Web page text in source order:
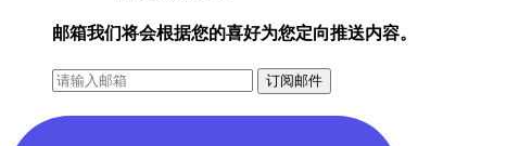
邮箱我们将会根据您的喜好为您定向推送内容。
订阅邮件